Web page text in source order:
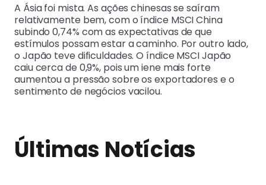
A Ásia foi mista. As ações chinesas se saíram
relativamente bem, com o índice MSCI China
subindo 0,74% com as expectativas de que
estímulos possam estar a caminho. Por outro lado,
o Japão teve dificuldades. O índice MSCI Japão
caiu cerca de 0,9%, pois um iene mais forte
aumentou a pressão sobre os exportadores e o
sentimento de negócios vacilou.
Últimas Notícias